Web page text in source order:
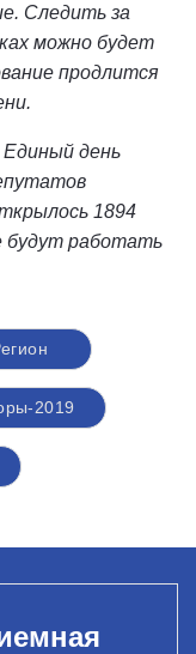
Следить за
можно будет
продлится
день
1894
будут работать
2019